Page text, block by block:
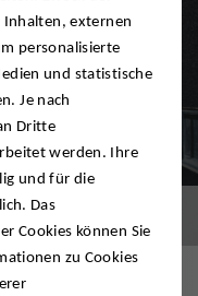
externen
personalisierte
und statistische
Je nach
Dritte
werden. Ihre
und für die
Das
Cookies können Sie
zu Cookies